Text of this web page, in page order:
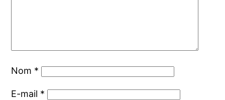
Nom *
E-mail *